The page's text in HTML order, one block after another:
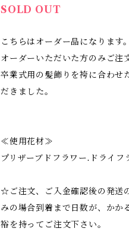
SOLD OUT
こちらはオーダー品になります。
オーダーいただいた方のみご注
卒業式用の髪飾りを袴に合わせ
だきました。
≪使用花材≫
プリザーブドフラワー.ドライフ
☆ご注文、ご入金確認後の発送
みの場合到着まで日数が、かか
裕を持ってご注文下さい。